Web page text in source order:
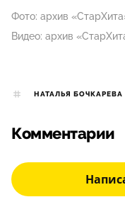
Фото: архив
Видео: архив
НАТАЛЬЯ БОЧКАРЕВА
Комментарии